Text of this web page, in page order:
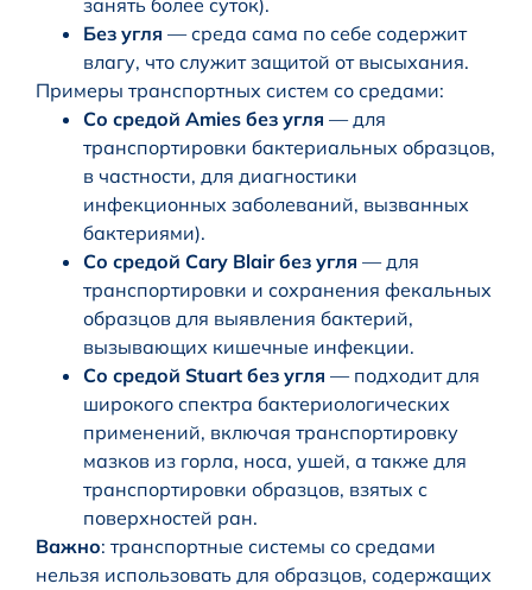
занять более суток).
Без угля — среда сама по себе содержит
влагу, что служит защитой от высыхания.
Примеры транспортных систем со средами:
Со средой Amies без угля — для
транспортировки бактериальных образцов,
в частности, для диагностики
инфекционных заболеваний, вызванных
бактериями).
Со средой Cary Blair без угля — для
транспортировки и сохранения фекальных
образцов для выявления бактерий,
вызывающих кишечные инфекции.
Со средой Stuart без угля — подходит для
широкого спектра бактериологических
применений, включая транспортировку
мазков из горла, носа, ушей, а также для
транспортировки образцов, взятых с
поверхностей ран.
Важно: транспортные системы со средами
нельзя использовать для образцов, содержащих